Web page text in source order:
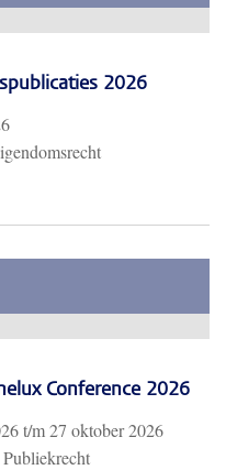
2026
Conference 2026
t/m27 oktober 2026